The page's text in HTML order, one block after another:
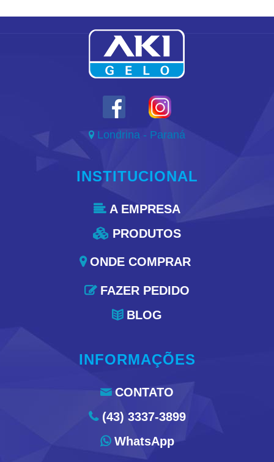
 Londrina - Paraná
INSTITUCIONAL
A EMPRESA
 PRODUTOS
ONDE COMPRAR
FAZER PEDIDO
BLOG
INFORMAÇÕES
CONTATO
(43) 3337-3899
WhatsApp